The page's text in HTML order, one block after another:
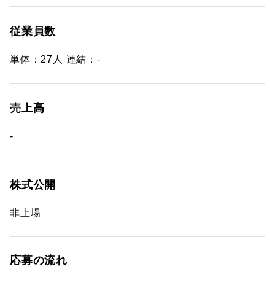
従業員数
単体：27人 連結：-
売上高
-
株式公開
非上場
応募の流れ